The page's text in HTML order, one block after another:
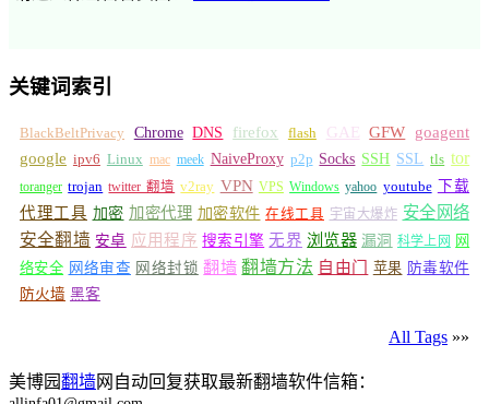
关键词索引
BlackBeltPrivacy Chrome DNS firefox flash GAE GFW
goagent
google ipv6 Linux mac meek NaiveProxy p2p Socks SSH SSL tls tor
toranger trojan twitter 翻墙 v2ray VPN VPS Windows yahoo youtube 下载
代理工具 加密 加密代理 加密软件 在线工具 宇宙大爆炸 安全网络
安全翻墙 安卓 应用程序 搜索引擎 无界 浏览器 漏洞 科学上网 网
络安全 网络审查 网络封锁 翻墙 翻墙方法 自由门 苹果 防毒软件
防火墙 黑客
All Tags »»
美博园翻墙网自动回复获取最新翻墙软件信箱：